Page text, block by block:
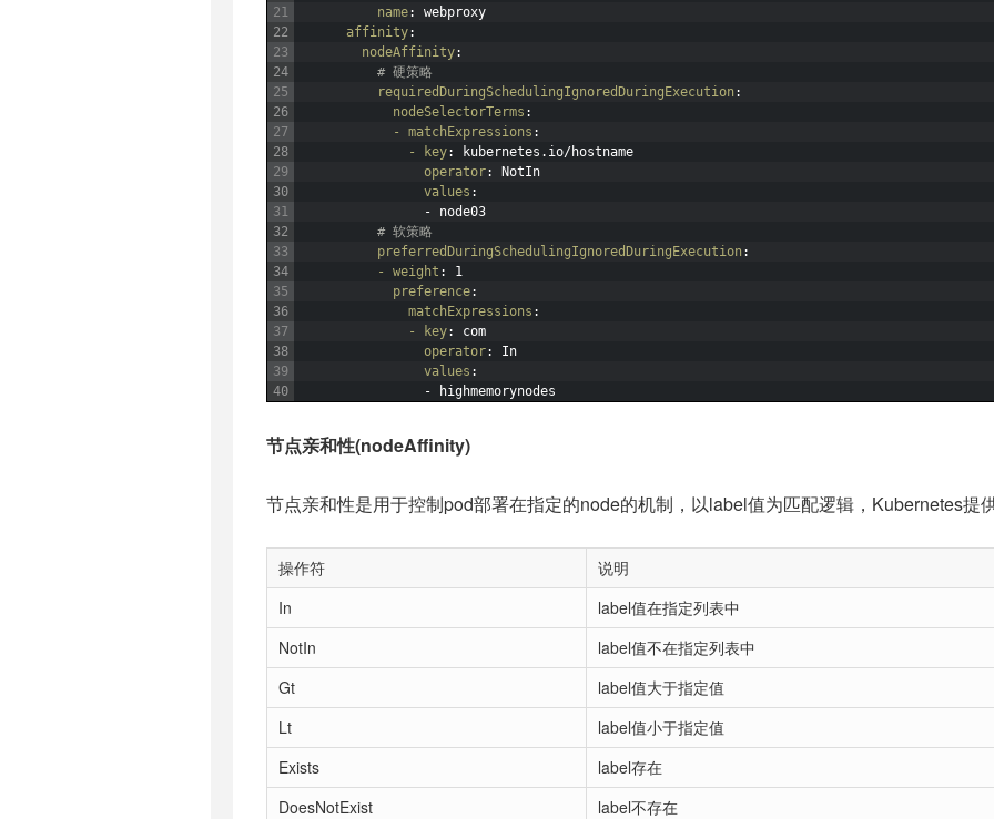
21
22
23
24
25
26
27
28
29
30
31
32
33
34
35
36
37
38
39
40
name: webproxy
affinity:
nodeAffinity:
# 硬策略
requiredDuringSchedulingIgnoredDuringExecution :
nodeSelectorTerms :
- matchExpressions :
- key: kubernetes.io/hostname
operator: NotIn
values :
-
node03
# 软策略
preferredDuringSchedulingIgnoredDuringExecution :
- weight : 1
preference:
matchExpressions :
- key: com
operator: In
values :
-
highmemorynodes
节点亲和性(nodeAffinity)
节点亲和性是用于控制pod部署在指定的node的机制，以label值为匹配逻辑，Kubernetes提
操作符
说明
In
label值在指定列表中
NotIn
label值不在指定列表中
Gt
label值大于指定值
Lt
label值小于指定值
Exists
label存在
DoesNotExist
label不存在